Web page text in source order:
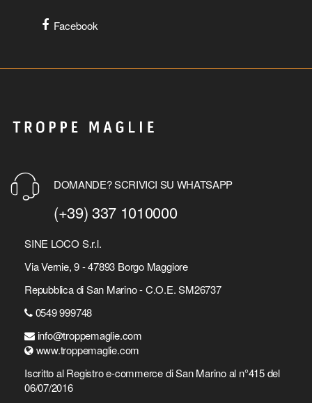
Facebook
DOMANDE? SCRIVICI SU WHATSAPP
(+39) 337 1010000
SINE LOCO S.r.l.
Via Vernie, 9 - 47893 Borgo Maggiore
Repubblica di San Marino - C.O.E. SM26737
0549 999748
info@troppemaglie.com
www.troppemaglie.com
Iscritto al Registro e-commerce di San Marino al n°415 del
06/07/2016